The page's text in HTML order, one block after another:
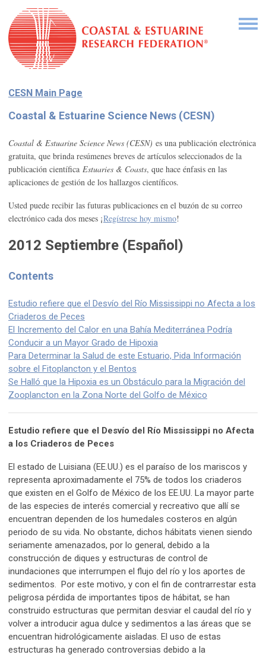
CESN Main Page
Coastal & Estuarine Science News (CESN)
Coastal & Estuarine Science News (CESN) es una publicación electrónica
gratuita, que brinda resúmenes breves de artículos seleccionados de la
publicación científica Estuaries & Coasts, que hace énfasis en las
aplicaciones de gestión de los hallazgos científicos.
Usted puede recibir las futuras publicaciones en el buzón de su correo
electrónico cada dos meses ¡Regístrese hoy mismo!
2012 Septiembre (Español)
Contents
Estudio refiere que el Desvío del Río Mississippi no Afecta a los
Criaderos de Peces
El Incremento del Calor en una Bahía Mediterránea Podría
Conducir a un Mayor Grado de Hipoxia
Para Determinar la Salud de este Estuario, Pida Información
sobre el Fitoplancton y el Bentos
Se Halló que la Hipoxia es un Obstáculo para la Migración del
Zooplancton en la Zona Norte del Golfo de México
Estudio refiere que el Desvío del Río Mississippi no Afecta
a los Criaderos de Peces
El estado de Luisiana (EE.UU.) es el paraíso de los mariscos y
representa aproximadamente el 75% de todos los criaderos
que existen en el Golfo de México de los EE.UU. La mayor parte
de las especies de interés comercial y recreativo que allí se
encuentran dependen de los humedales costeros en algún
periodo de su vida. No obstante, dichos hábitats vienen siendo
seriamente amenazados, por lo general, debido a la
construcción de diques y estructuras de control de
inundaciones que interrumpen el flujo del río y los aportes de
sedimentos. Por este motivo, y con el fin de contrarrestar esta
peligrosa pérdida de importantes tipos de hábitat, se han
construido estructuras que permitan desviar el caudal del río y
volver a introducir agua dulce y sedimentos a las áreas que se
encuentran hidrológicamente aisladas. El uso de estas
estructuras ha generado controversias debido a la